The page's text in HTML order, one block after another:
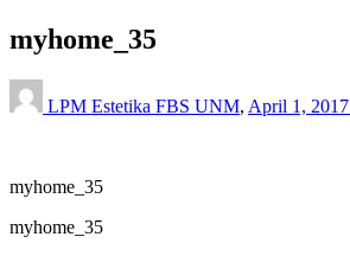
myhome_35
LPM Estetika FBS UNM, April 1, 2017
myhome_35
myhome_35